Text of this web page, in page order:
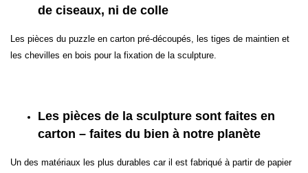
de ciseaux, ni de colle
Les pièces du puzzle en carton pré-découpés, les tiges de maintien et
les chevilles en bois pour la fixation de la sculpture.
Les pièces de la sculpture sont faites en
carton – faites du bien à notre planète
Un des matériaux les plus durables car il est fabriqué à partir de papier